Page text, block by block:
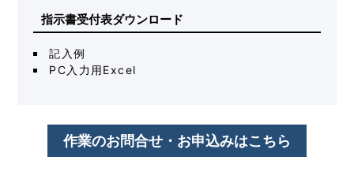
指示書受付表ダウンロード
記入例
PC入力用Excel
作業のお問合せ・お申込みはこちら